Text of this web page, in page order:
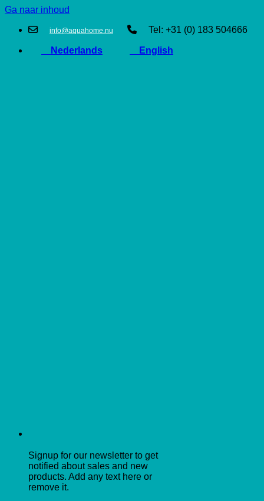
Ga naar inhoud
info@aquahome.nu Tel: +31 (0) 183 504666
Nederlands English
Signup for our newsletter to get
notified about sales and new
products. Add any text here or
remove it.